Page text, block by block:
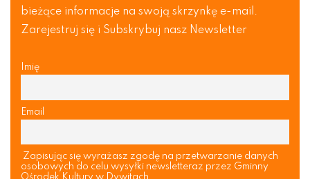
bieżące informacje na swoją skrzynkę e-mail.
Zarejestruj się i Subskrybuj nasz Newsletter
Imię
Email
Zapisując się wyrażasz zgodę na przetwarzanie danych
osobowych do celu wysyłki newsletteraz przez Gminny